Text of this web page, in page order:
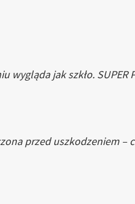
jak szkło. SUPER
przed uszkodzeniem –